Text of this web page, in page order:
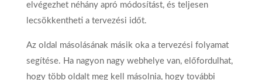
elvégezhet néhány apró módosítást, és teljesen
lecsökkentheti a tervezési időt.
Az oldal másolásának másik oka a tervezési folyamat
segítése. Ha nagyon nagy webhelye van, előfordulhat,
hogy több oldalt meg kell másolnia, hogy további